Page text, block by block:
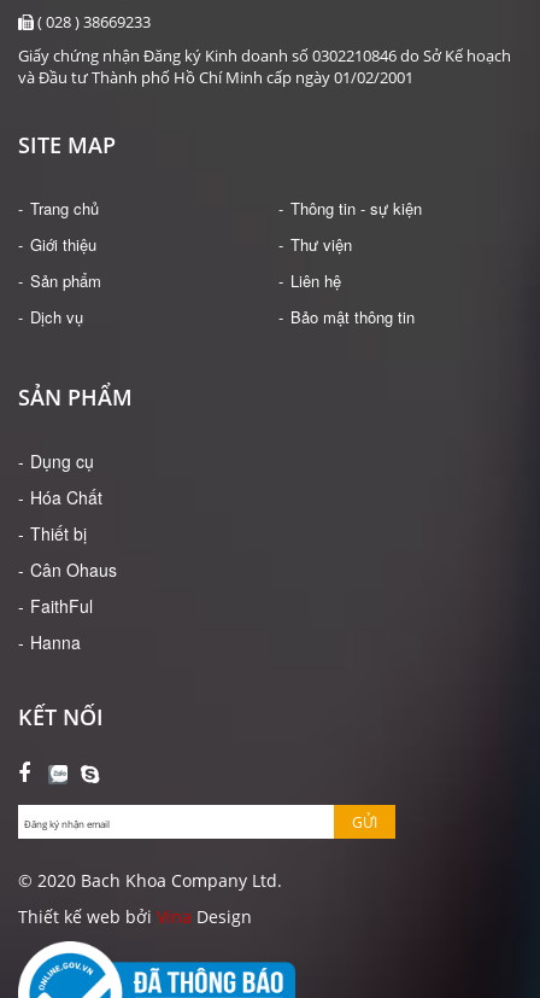
( 028 ) 38669233
Giấy chứng nhận Đăng ký Kinh doanh số 0302210846 do Sở Kế hoạch
và Đầu tư Thành phố Hồ Chí Minh cấp ngày 01/02/2001
SITE MAP
Trang chủ
Giới thiệu
Sản phẩm
Dịch vụ
Thông tin - sự kiện
Thư viện
Liên hệ
Bảo mật thông tin
SẢN PHẨM
Dụng cụ
Hóa Chất
Thiết bị
Cân Ohaus
FaithFul
Hanna
KẾT NỐI
GỬI
© 2020 Bach Khoa Company Ltd.
Thiết kế web bởi Vina Design